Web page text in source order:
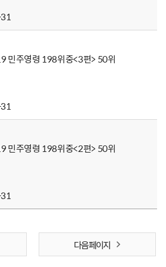
민주영령 198위중<3편> 50위
민주영령 198위중<2편> 50위
다음 페이지